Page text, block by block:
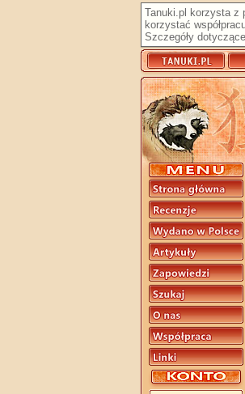
Tanuki.pl korzysta z
korzystać
Szczegóły